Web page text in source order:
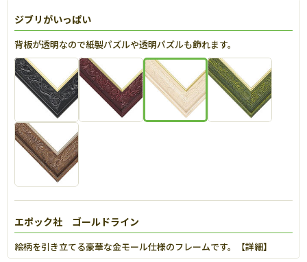
ジブリがいっぱい
背板が透明なので紙製パズルや透明パズルも飾れます。
エポック社 ゴールドライン
絵柄を引き立てる豪華な金モール仕様のフレームです。【詳細】